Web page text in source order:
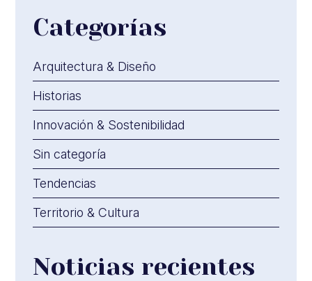
Categorías
Arquitectura & Diseño
Historias
Innovación & Sostenibilidad
Sin categoría
Tendencias
Territorio & Cultura
Noticias recientes